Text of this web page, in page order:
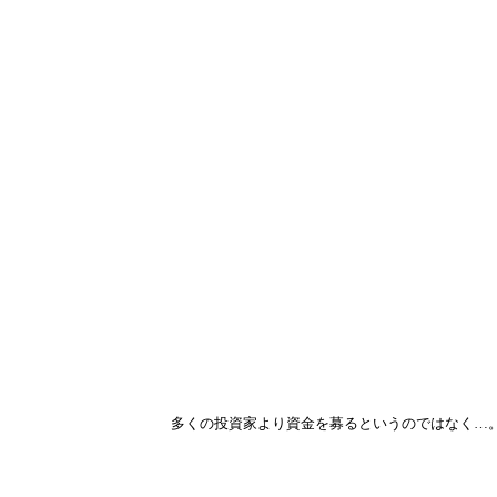
多くの投資家より資金を募るというのではなく…